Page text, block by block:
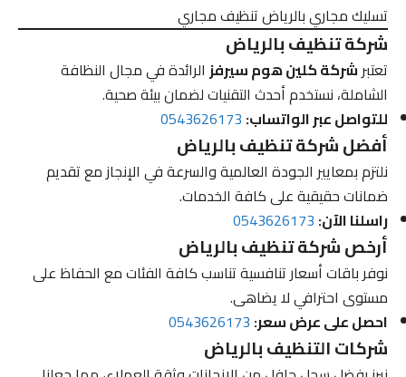
تسليك مجاري بالرياض تنظيف مجاري
شركة تنظيف بالرياض
تعتبرشركة كلين هوم سيرفزالرائدة في مجال النظافة
الشاملة، نستخدم أحدث التقنيات لضمان بيئة صحية.
للتواصل عبر الواتساب:0543626173
أفضل شركة تنظيف بالرياض
نلتزم بمعايير الجودة العالمية والسرعة في الإنجاز مع تقديم
ضمانات حقيقية على كافة الخدمات.
راسلنا الآن:0543626173
أرخص شركة تنظيف بالرياض
نوفر باقات أسعار تنافسية تناسب كافة الفئات مع الحفاظ على
مستوى احترافي لا يضاهى.
احصل على عرض سعر:0543626173
شركات التنظيف بالرياض